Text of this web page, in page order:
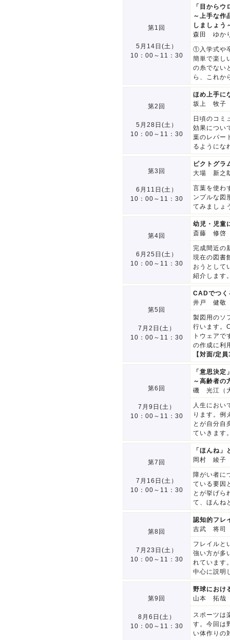
第1回
5月14日(土）
10：00～11：30
「目から
～上手な作
しましょう
森田 ゆか
①入学式や
簡単で楽し
の糸でない
ら、これか
第2回
5月28日(土）
10：00～11：30
ほめ上手に
坂上 牧子
日頃のコミ
効果につい
葉のレパー
るようにな
第3回
6月11日(土）
10：00～11：30
ピクトグラ
大場 新之
言葉を使わ
ンプルな図
てみましょ
第4回
6月25日(土）
10：00～11：30
幼児・児童
斎藤 修啓
完成間近の
現在の図書
おうとして
紹介します
第5回
7月2日(土）
10：00～11：30
CADでつく
井戸 健敬
製図用のソ
行います。
トウェアで
の作成に利
【対面/定
第6回
7月9日(土）
10：00～11：30
「意思決
～高齢者の
磯 光江（
人生におい
ります。例
とが自分自
ていきます
第7回
7月16日(土）
10：00～11：30
「ほんね
岡村 綾子
障がい者に
ている要因
とが挙げら
て、ほんね
第8回
7月23日(土）
10：00～11：30
認知的フレ
吉武 将司
フレイルと
強い方が多
れています
中心に説明
第9回
8月6日(土）
10：00～11：30
野球におけ
山本 拓哉
スポーツは
す。今回は
い体作りの